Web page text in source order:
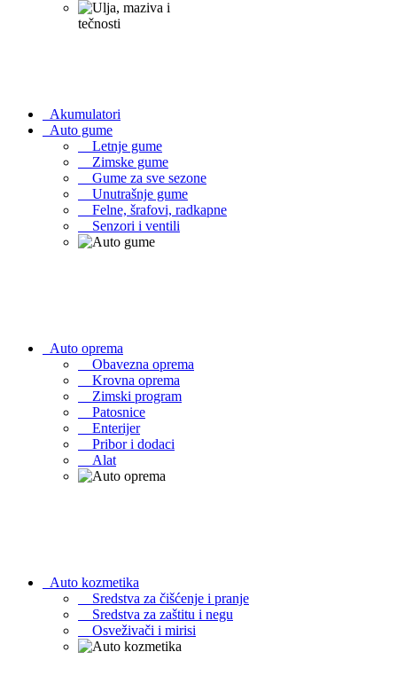
Akumulatori
Auto gume
Letnje gume
Zimske gume
Gume za sve sezone
Unutrašnje gume
Felne, šrafovi, radkapne
Senzori i ventili
Auto oprema
Obavezna oprema
Krovna oprema
Zimski program
Patosnice
Enterijer
Pribor i dodaci
Alat
Auto kozmetika
Sredstva za čišćenje i pranje
Sredstva za zaštitu i negu
Osveživači i mirisi